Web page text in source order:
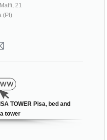
21
(PI)
TOWER Pisa, bed and
tower